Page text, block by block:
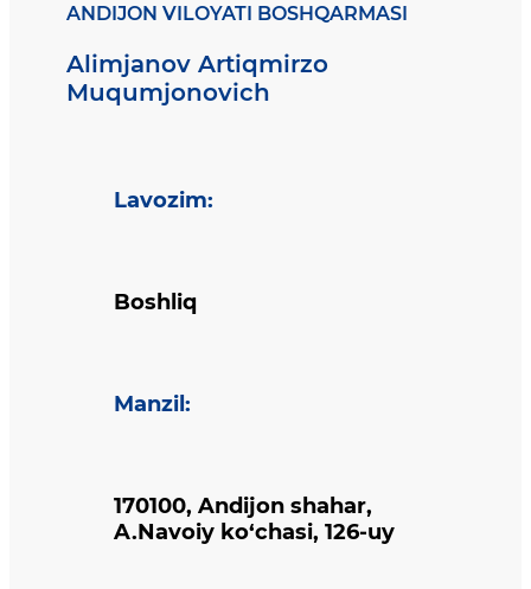
ANDIJON VILOYATI BOSHQARMASI
Alimjanov Artiqmirzo
Muqumjonovich
Lavozim:
Boshliq
Manzil :
170100, Andijon shahar,
A.Navoiy ko‘chasi, 126-uy